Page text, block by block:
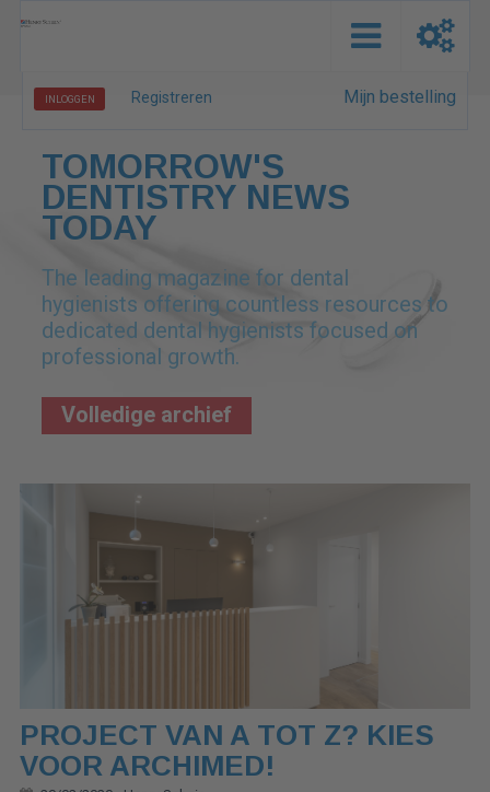
INLOGGEN Registreren Mijn bestelling
TOMORROW'S
DENTISTRY NEWS
TODAY
The leading magazine for dental
hygienists offering countless resources to
dedicated dental hygienists focused on
professional growth.
Volledige archief
PROJECT VAN A TOT Z? KIES
VOOR ARCHIMED!